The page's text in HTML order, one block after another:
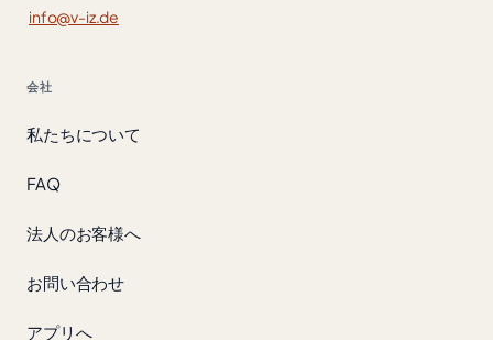
info@v-iz.de
会社
私たちについて
FAQ
法人のお客様へ
お問い合わせ
アプリへ